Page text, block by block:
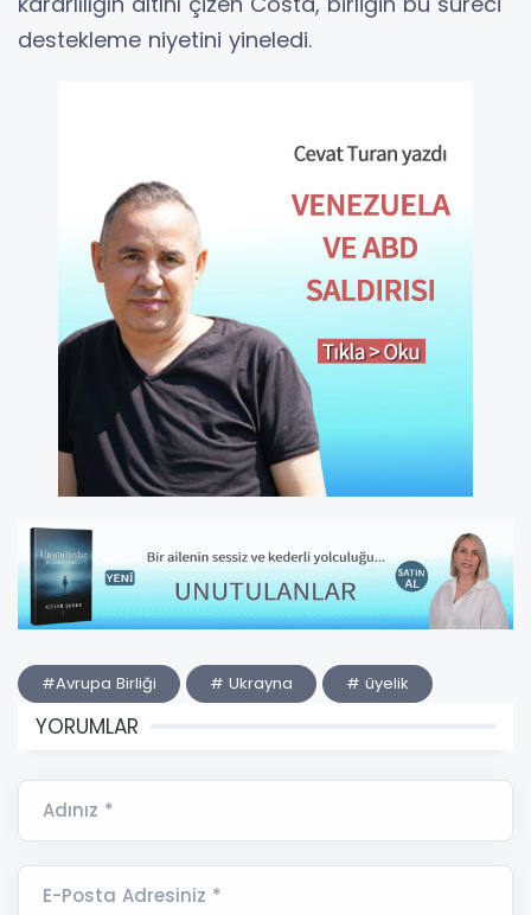
destekleme niyetini yineledi.
#Avrupa Birliği # Ukrayna # üyelik
YORUMLAR
Adınız *
E-Posta Adresiniz *